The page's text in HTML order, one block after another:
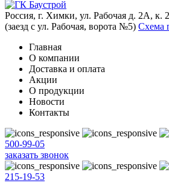
Россия, г. Химки, ул. Рабочая д. 2А, к.
(заезд с ул. Рабочая, ворота №5) Схема
Главная
О компании
Доставка и оплата
Акции
О продукции
Новости
Контакты
500-99-05
заказать звонок
215-19-53